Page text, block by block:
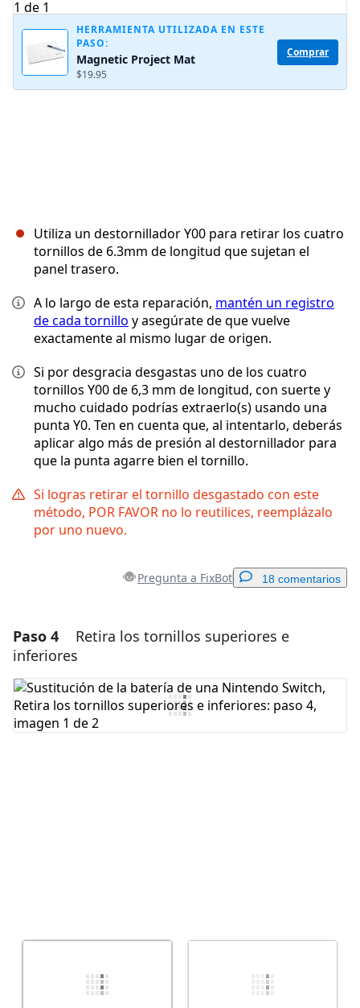
Publicar comentario
HERRAMIENTA UTILIZADA EN ESTE
PASO:
Magnetic Project Mat
$19.95
Comprar
Utiliza un destornillador Y00 para retirar los cuatro
tornillos de 6.3mm de longitud que sujetan el
panel trasero.
A lo largo de esta reparación, mantén un registro
de cada tornillo y asegúrate de que vuelve
exactamente al mismo lugar de origen.
Si por desgracia desgastas uno de los cuatro
tornillos Y00 de 6,3 mm de longitud, con suerte y
mucho cuidado podrías extraerlo(s) usando una
punta Y0. Ten en cuenta que, al intentarlo, deberás
aplicar algo más de presión al destornillador para
que la punta agarre bien el tornillo.
Si logras retirar el tornillo desgastado con este
método, POR FAVOR no lo reutilices, reemplázalo
por uno nuevo.
Pregunta a FixBot 18 comentarios
Agregar un comentario
Agregar Comentario
Paso 4
Retira los tornillos superiores e
inferiores